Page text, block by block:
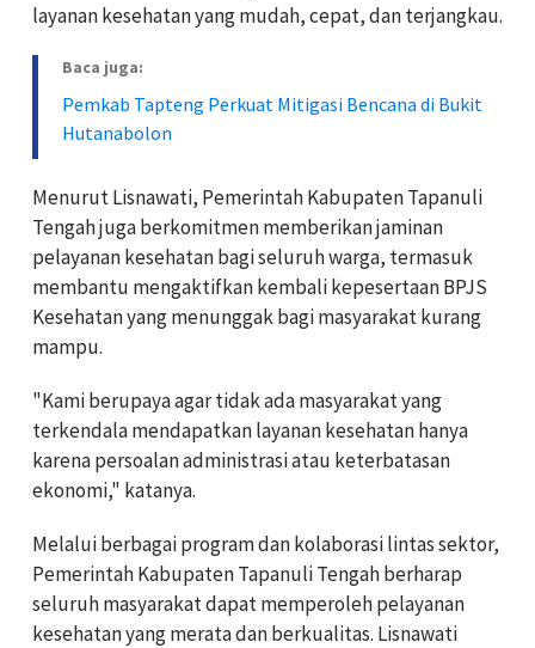
layanan kesehatan yang mudah, cepat, dan terjangkau.
Baca juga:
Pemkab Tapteng Perkuat Mitigasi Bencana di Bukit
Hutanabolon
Menurut Lisnawati, Pemerintah Kabupaten Tapanuli
Tengah juga berkomitmen memberikan jaminan
pelayanan kesehatan bagi seluruh warga, termasuk
membantu mengaktifkan kembali kepesertaan BPJS
Kesehatan yang menunggak bagi masyarakat kurang
mampu.
"Kami berupaya agar tidak ada masyarakat yang
terkendala mendapatkan layanan kesehatan hanya
karena persoalan administrasi atau keterbatasan
ekonomi," katanya.
Melalui berbagai program dan kolaborasi lintas sektor,
Pemerintah Kabupaten Tapanuli Tengah berharap
seluruh masyarakat dapat memperoleh pelayanan
kesehatan yang merata dan berkualitas. Lisnawati